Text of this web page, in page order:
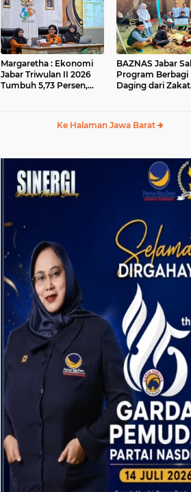
Margaretha : Ekonomi
Jabar Triwulan II 2026
Tumbuh 5,73 Persen,
BAZNAS Jabar Salurkan
Program Berbagi
Daging dari Zakat
Ke Halaman Jawa Barat